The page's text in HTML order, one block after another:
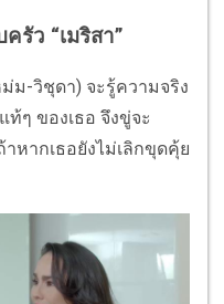
รัว “เมริสา”
ม-วิชุดา) จะรู้ความจริง
ๆ ของเธอ จึงขู่จะ
าหากเธอยังไม่เลิกขุดคุ้ย